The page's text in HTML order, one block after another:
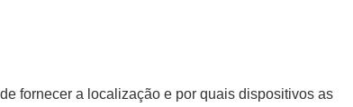
fornecer a localização e por quais dispositivos as